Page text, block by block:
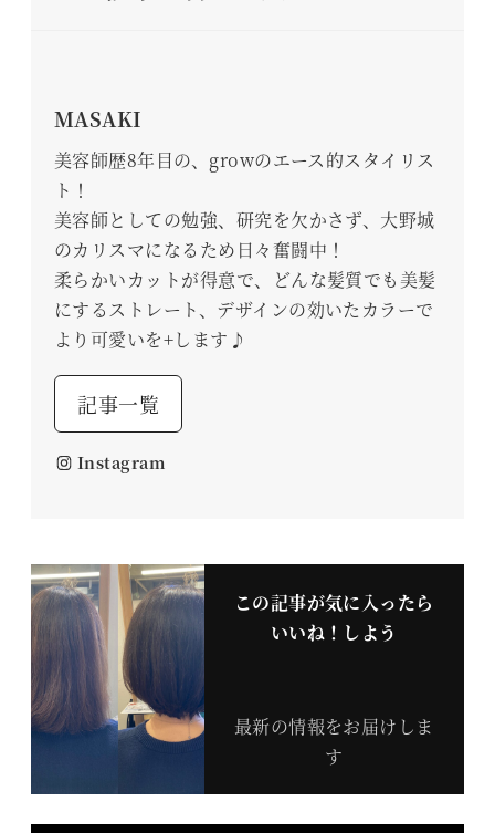
MASAKI
美容師歴8年目の、growのエース的スタイリス
ト！
美容師としての勉強、研究を欠かさず、大野城
のカリスマになるため日々奮闘中！
柔らかいカットが得意で、どんな髪質でも美髪
にするストレート、デザインの効いたカラーで
より可愛いを+します♪
記事一覧
Instagram
この記事が気に入ったら
いいね！しよう
最新の情報をお届けしま
す